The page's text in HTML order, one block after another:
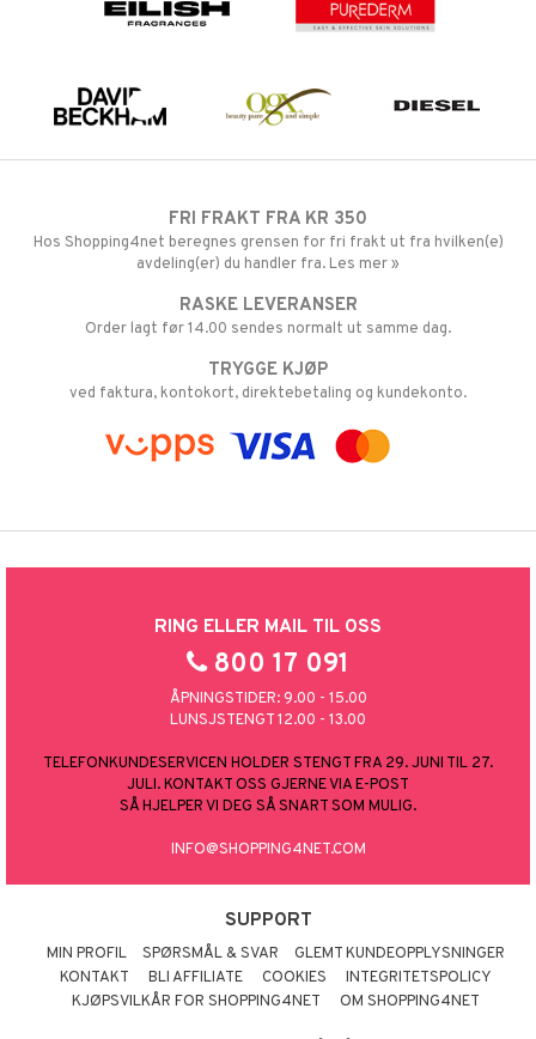
FRI FRAKT FRA KR 350
Hos Shopping4net beregnes grensen for fri frakt ut fra hvilken(e)
avdeling(er) du handler fra. Les mer »
RASKE LEVERANSER
Order lagt før 14.00 sendes normalt ut samme dag.
TRYGGE KJØP
ved faktura, kontokort, direktebetaling og kundekonto.
RING ELLER MAIL TIL OSS
800 17 091
ÅPNINGSTIDER: 9.00 - 15.00
LUNSJSTENGT 12.00 - 13.00
TELEFONKUNDESERVICEN HOLDER STENGT FRA 29. JUNI TIL 27.
JULI. KONTAKT OSS GJERNE VIA E-POST
SÅ HJELPER VI DEG SÅ SNART SOM MULIG.
INFO@SHOPPING4NET.COM
SUPPORT
MIN PROFIL SPØRSMÅL & SVAR
GLEMT KUNDEOPPLYSNINGER
KONTAKT
BLI AFFILIATE COOKIES
INTEGRITETSPOLICY
KJØPSVILKÅR FOR SHOPPING4NET
OM SHOPPING4NET